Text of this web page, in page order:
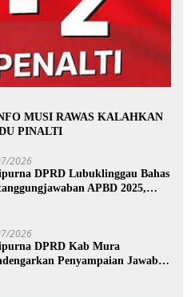
MUSI RAWAS KALAHKAN
PINALTI
2026
DPRD Lubuklinggau Bahas
APBD 2025,
2026
DPRD Kab Mura
Penyampaian Jawaban